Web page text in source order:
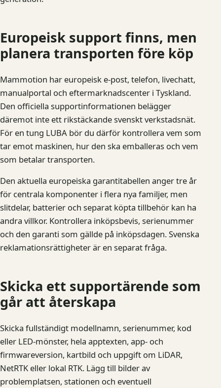
Europeisk support finns, men
planera transporten före köp
Mammotion har europeisk e-post, telefon, livechatt,
manualportal och eftermarknadscenter i Tyskland.
Den officiella supportinformationen belägger
däremot inte ett rikstäckande svenskt verkstadsnät.
För en tung LUBA bör du därför kontrollera vem som
tar emot maskinen, hur den ska emballeras och vem
som betalar transporten.
Den aktuella europeiska garantitabellen anger tre år
för centrala komponenter i flera nya familjer, men
slitdelar, batterier och separat köpta tillbehör kan ha
andra villkor. Kontrollera inköpsbevis, serienummer
och den garanti som gällde på inköpsdagen. Svenska
reklamationsrättigheter är en separat fråga.
Skicka ett supportärende som
går att återskapa
Skicka fullständigt modellnamn, serienummer, kod
eller LED-mönster, hela apptexten, app- och
firmwareversion, kartbild och uppgift om LiDAR,
NetRTK eller lokal RTK. Lägg till bilder av
problemplatsen, stationen och eventuell